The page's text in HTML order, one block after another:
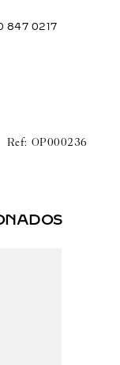
847 0217
OP000236